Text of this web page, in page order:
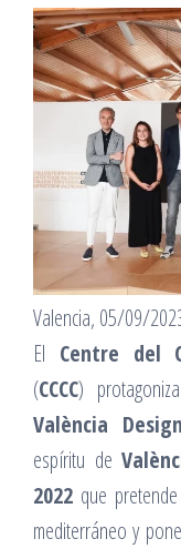
Valencia, 05/09/
El Centre del
(CCCC)
València
espíritu de
2022 que
mediterráneo y